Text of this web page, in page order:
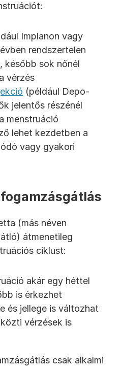
Implanon vagy
rendszertelen
később sok nőnél
vérzés
(például Depo-
jelentős részénél
menstruáció
lehet kezdetben a
vagy gyakori
(más néven
átmenetileg
ciklust:
akár egy héttel
is érkezhet
és jellege is változhat
vérzések is
csak alkalmi